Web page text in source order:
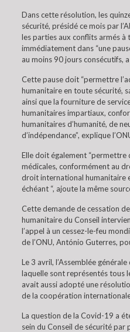
Dans cette résolution, les
sécurité, présidé ce mois par
les parties aux conflits armés à
immédiatement dans “une
au moins 90 jours consécutifs,
Cette pause doit “permettre
humanitaire en toute sécurité,
ainsi que la fourniture de
humanitaires impartiaux,
humanitaires d’humanité, de
d’indépendance”, explique
Elle doit également “permettre
médicales, conformément au
droit international humanitaire
échéant “, ajoute la même
Cette demande de cessation
humanitaire du Conseil
l’appel à un cessez-le-feu
de l’ONU, António Guterres,
Le 3 avril, l’Assemblée
laquelle sont représentés tous
avait aussi adopté une
de la coopération
La question de la Covid-19 a
sein du Conseil de sécurité par